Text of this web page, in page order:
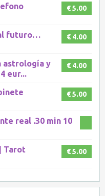
€ 5.00
€ 4.00
futuro…
€ 4.00
astrología y
eur...
€ 5.00
real .30 min 10
€ 5.00
Tarot